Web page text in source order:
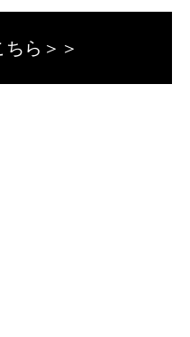
ら＞＞